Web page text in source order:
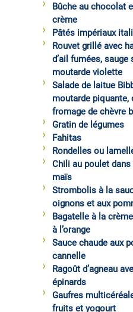
Bûche au chocolat
crème
Pâtés impériaux
Rouvet grillé avec
d’ail fumées,
moutarde violette
Salade de laitue
moutarde
fromage de chèvre
Gratin de légumes
Fahitas
Rondelles ou
Chili au poulet
maïs
Strombolis à la
oignons et aux
Bagatelle à la
à l’orange
Sauce chaude aux
cannelle
Ragoût d’agneau
épinards
Gaufres
fruits et yogourt